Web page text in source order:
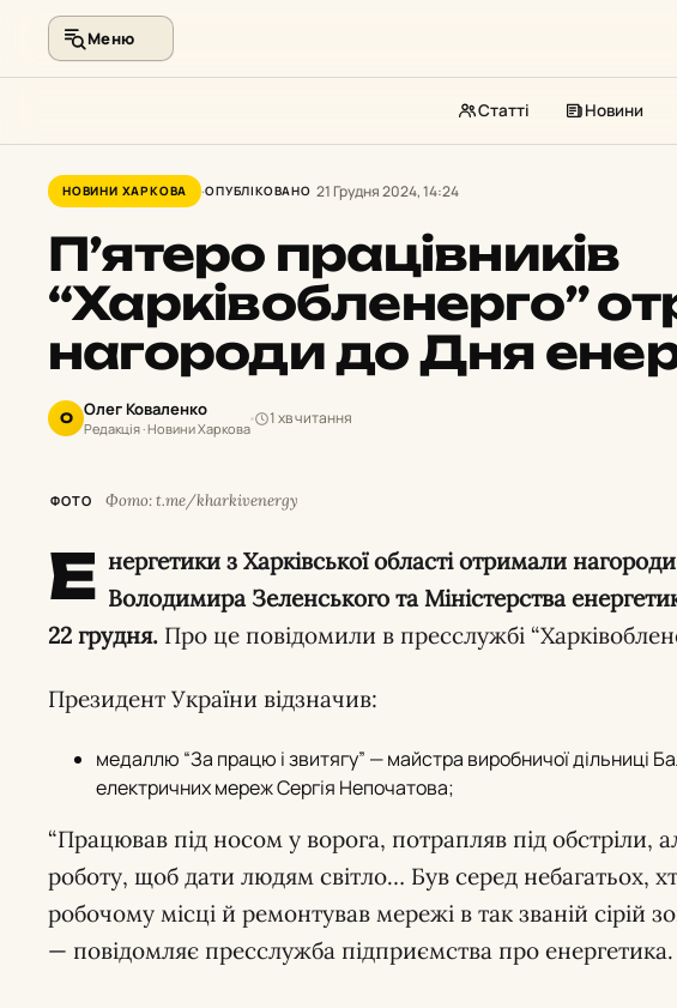
контенту
Меню
Статті Новини
НОВИНИ ХАРКОВА ОПУБЛІКОВАНО 21 Грудня 2024, 14:24
П’ятеро працівників
“Харківобленерго”
нагороди до Дня
О Олег Коваленко
Редакція · Новини Харкова
1 хв читання
ФОТО Фото: t.me/kharkivenergy
Е нергетики з Харківської області отримали
Володимира Зеленського та Міністерства
22 грудня. Про це повідомили в пресслужбі
Президент України відзначив:
медаллю “За працю і звитягу” — майстра виробничої дільниці
електричних мереж Сергія Непочатова;
“Працював під носом у ворога, потрапляв під обстріли,
роботу, щоб дати людям світло… Був серед небагатьох,
робочому місці й ремонтував мережі в так званій сірій
— повідомляє пресслужба підприємства про енергетика.